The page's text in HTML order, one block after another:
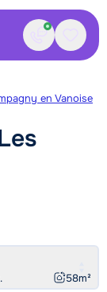
Contact
en Vanoise
58m²